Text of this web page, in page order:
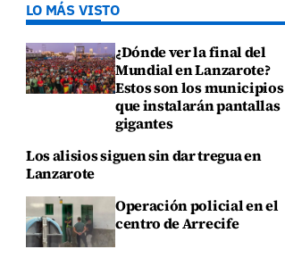
LO MÁS VISTO
¿Dónde ver la final del
Mundial en Lanzarote?
Estos son los municipios
que instalarán pantallas
gigantes
Los alisios siguen sin dar tregua en
Lanzarote
Operación policial en el
centro de Arrecife